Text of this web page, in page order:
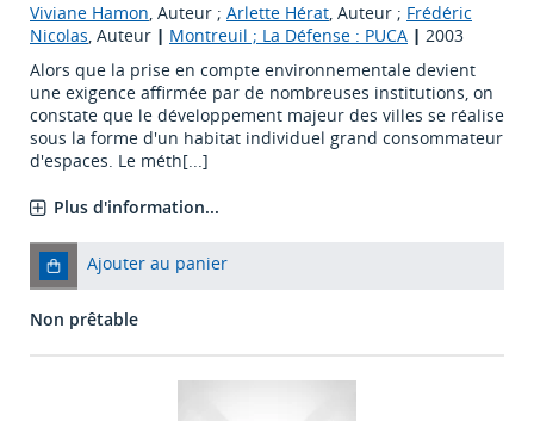
Viviane Hamon, Auteur ; Arlette Hérat, Auteur ; Frédéric
Nicolas, Auteur | Montreuil ; La Défense : PUCA | 2003
Alors que la prise en compte environnementale devient
une exigence affirmée par de nombreuses institutions, on
constate que le développement majeur des villes se réalise
sous la forme d'un habitat individuel grand consommateur
d'espaces. Le méth[...]
Plus d'information...
Ajouter au panier
Non prêtable